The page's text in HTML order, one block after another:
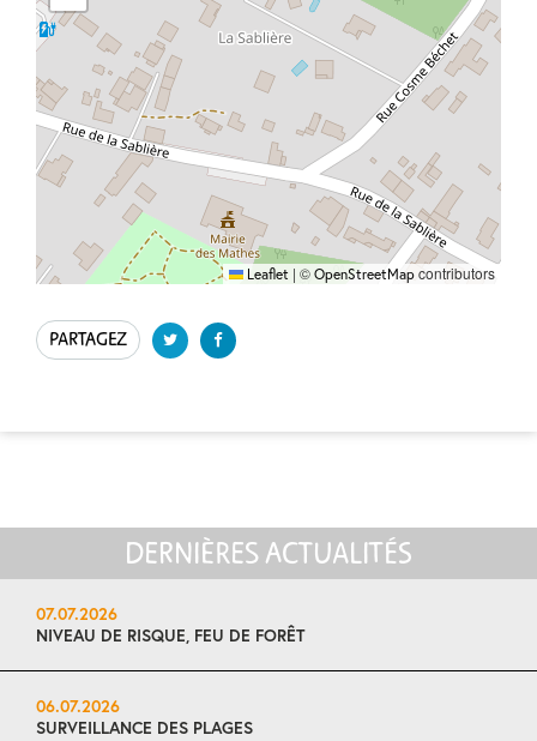
Leaflet | © OpenStreetMap contributors
PARTAGEZ
DERNIÈRES ACTUALITÉS
07.07.2026
NIVEAU DE RISQUE, FEU DE FORÊT
06.07.2026
SURVEILLANCE DES PLAGES